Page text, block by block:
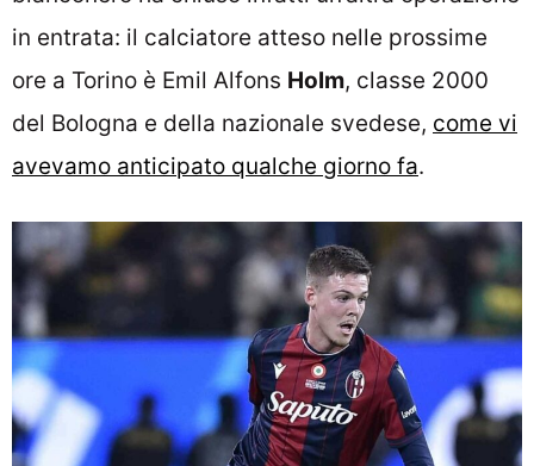
in entrata: il calciatore atteso nelle prossime
ore a Torino è Emil Alfons Holm, classe 2000
del Bologna e della nazionale svedese, come vi
avevamo anticipato qualche giorno fa.